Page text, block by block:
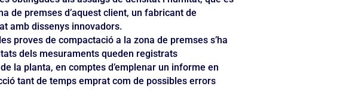
de premses d’aquest client, un fabricant de
amb dissenys innovadors.
proves de compactació a la zona de premses s’ha
dels mesuraments queden registrats
la planta, en comptes d’emplenar un informe en
tant de temps emprat com de possibles errors